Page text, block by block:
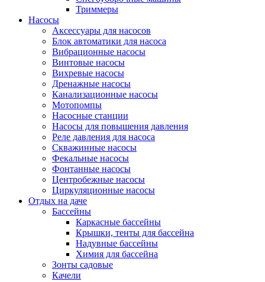
Триммеры
Насосы
Аксессуары для насосов
Блок автоматики для насоса
Вибрационные насосы
Винтовые насосы
Вихревые насосы
Дренажные насосы
Канализационные насосы
Мотопомпы
Насосные станции
Насосы для повышения давления
Реле давления для насоса
Скважинные насосы
Фекальные насосы
Фонтанные насосы
Центробежные насосы
Циркуляционные насосы
Отдых на даче
Бассейны
Каркасные бассейны
Крышки, тенты для бассейна
Надувные бассейны
Химия для бассейна
Зонты садовые
Качели